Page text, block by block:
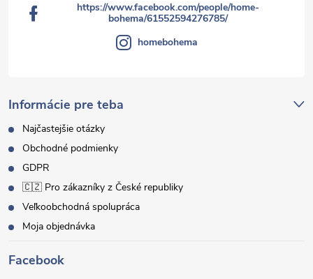
Informácie pre teba
Najčastejšie otázky
Obchodné podmienky
GDPR
🇨🇿 Pro zákazníky z České republiky
Veľkoobchodná spolupráca
Moja objednávka
https://www.facebook.com/people/home-
bohema/61552594276785/
homebohema
Facebook